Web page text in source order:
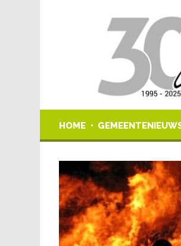
HOME